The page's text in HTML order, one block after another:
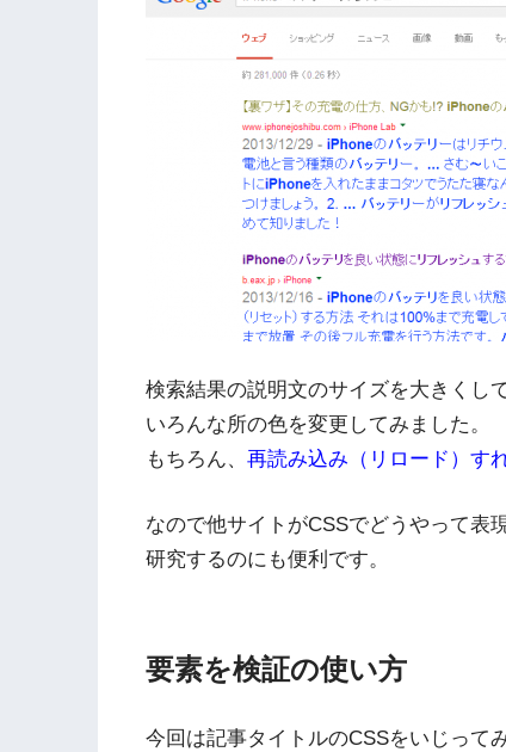
検索結果の説明文のサイズを大きくし
いろんな所の色を変更してみました。
もちろん、 再読み込み（リロード）す
なので他サイトがCSSでどうやって表
研究するのにも便利です。
要素を検証の使い方
今回は記事タイトルのCSSをいじって